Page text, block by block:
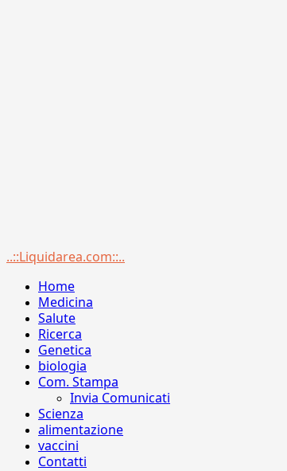
Menu
..::Liquidarea.com::..
Home
Medicina
Salute
Ricerca
Genetica
biologia
Com. Stampa
Invia Comunicati
Scienza
alimentazione
vaccini
Contatti